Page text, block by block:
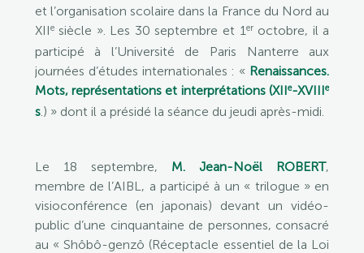
et l’organisation scolaire dans la France du Nord au
XIIesiècle ». Les 30 septembre et 1eroctobre, il a
participé à l’Université de Paris Nanterre aux
journées d’études internationales : « Renaissances.
Mots, représentations et interprétations (XIIe-XVIIIe
s.) » dont il a présidé la séance du jeudi après-midi.
Le 18 septembre, M. Jean-Noël ROBERT,
membre de l’AIBL, a participé à un « trilogue » en
visioconférence (en japonais) devant un vidéo-
public d’une cinquantaine de personnes, consacré
au « Shôbô-genzô (Réceptacle essentiel de la Loi